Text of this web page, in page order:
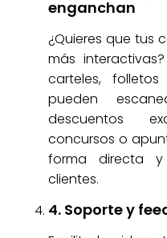
enganchan
¿Quieres que tus
más
carteles,
pueden
descuentos
concursos o
forma directa
clientes.
4. Soporte y